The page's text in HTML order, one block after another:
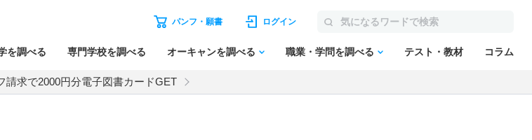
パンフ・願書 ログイン
を調べる 専門学校を調べる オーキャンを調べる 職業・学問を調べる テスト・教材 コラム
請求で2000円分電子図書カードGET